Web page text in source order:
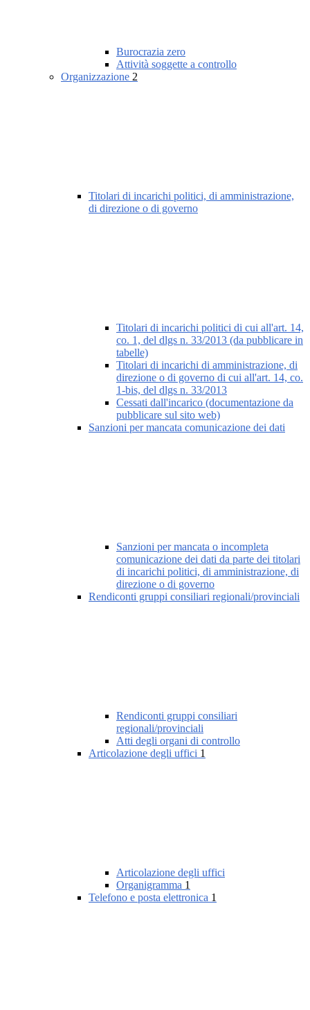
Burocrazia zero
Attività soggette a controllo
Organizzazione 2
Titolari di incarichi politici, di amministrazione,
di direzione o di governo
Titolari di incarichi politici di cui all'art. 14,
co. 1, del dlgs n. 33/2013 (da pubblicare in
tabelle)
Titolari di incarichi di amministrazione, di
direzione o di governo di cui all'art. 14, co.
1-bis, del dlgs n. 33/2013
Cessati dall'incarico (documentazione da
pubblicare sul sito web)
Sanzioni per mancata comunicazione dei dati
Sanzioni per mancata o incompleta
comunicazione dei dati da parte dei titolari
di incarichi politici, di amministrazione, di
direzione o di governo
Rendiconti gruppi consiliari regionali/provinciali
Rendiconti gruppi consiliari
regionali/provinciali
Atti degli organi di controllo
Articolazione degli uffici 1
Articolazione degli uffici
Organigramma 1
Telefono e posta elettronica 1